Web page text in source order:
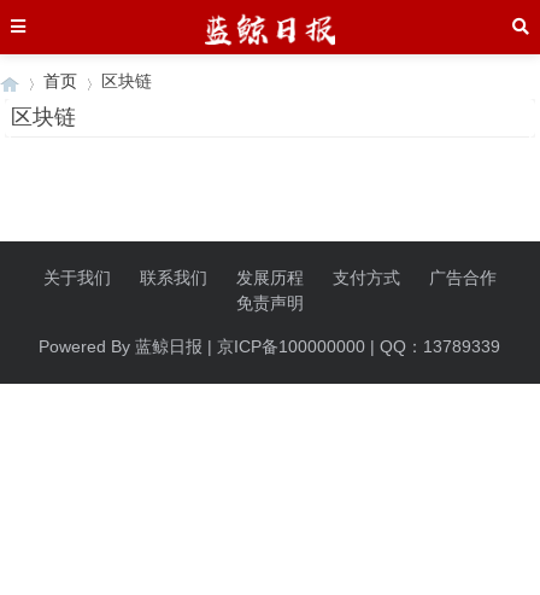
首页 区块链
区块链
关于我们 联系我们 发展历程 支付方式
广告合作
免责声明
Powered By 蓝鲸日报 | 京ICP备100000000 | QQ：13789339